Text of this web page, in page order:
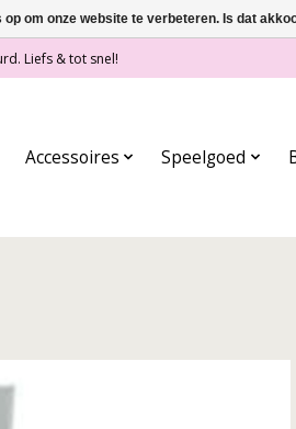
Liefs & tot snel!
Accessoires Speelgoed
op om onze website te verbeteren. Is dat